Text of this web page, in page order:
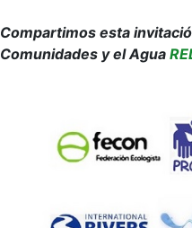
Compartimos esta
Comunidades y el Agua